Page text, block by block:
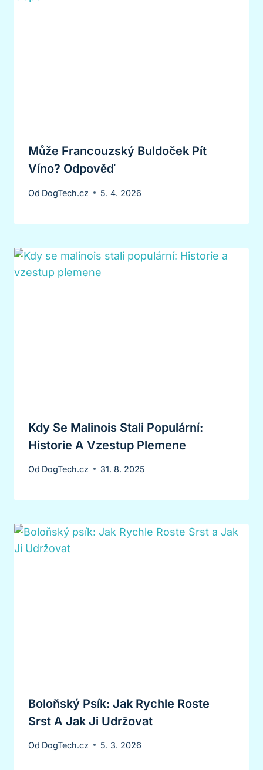
Může Francouzský Buldoček Pít
Víno? Odpověď
Od DogTech.cz 5. 4. 2026
Kdy Se Malinois Stali Populární:
Historie A Vzestup Plemene
Od DogTech.cz 31. 8. 2025
Boloňský Psík: Jak Rychle Roste
Srst A Jak Ji Udržovat
Od DogTech.cz 5. 3. 2026